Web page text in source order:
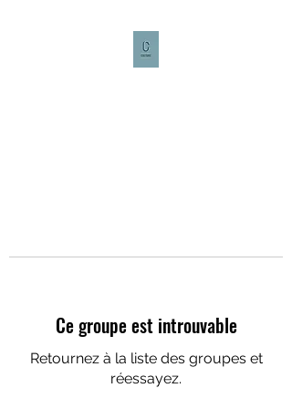
Ce groupe est introuvable
Retournez à la liste des groupes et
réessayez.